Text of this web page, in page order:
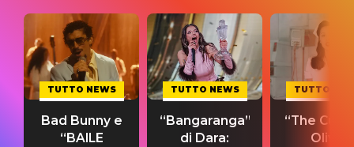
TUTTO NEWS
Bad Bunny e
“BAILE
TUTTO NEWS
“Bangaranga”
di Dara:
TUTTO
“The
Olivia